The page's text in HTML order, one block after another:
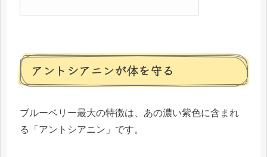
アントシアニンが体を守る
ブルーベリー最大の特徴は、あの濃い紫色に含まれ
る「アントシアニン」です。